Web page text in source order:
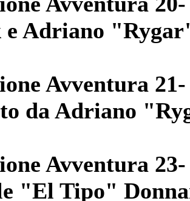
e Adriano
Avventura
da Adriano
Avventura
"El Tipo"